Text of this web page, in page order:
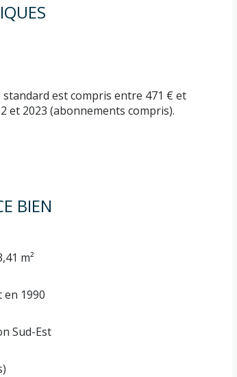
est compris entre 471 € et
et 2023 (abonnements compris).
BIEN
m²
1990
Sud-Est